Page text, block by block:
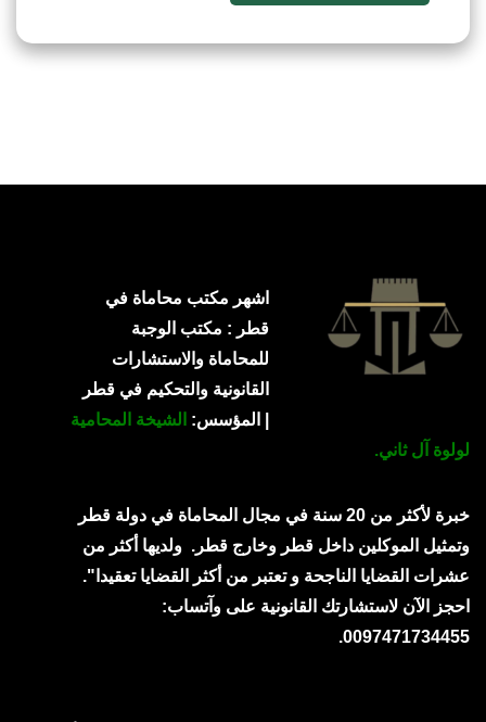
اشهر مكتب محاماة في
قطر : مكتب الوجبة
للمحاماة والاستشارات
القانونية والتحكيم في قطر
| المؤسس: الشيخة المحامية
لولوة آل ثاني.
خبرة لأكثر من 20 سنة في مجال المحاماة في دولة قطر
وتمثيل الموكلين داخل قطر وخارج قطر. ولديها أكثر من
عشرات القضايا الناجحة و تعتبر من أكثر القضايا تعقيدا".
احجز الآن لاستشارتك القانونية على وآتساب:
0097471734455.